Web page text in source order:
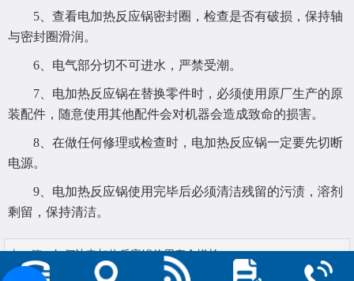
5、查看电加热反应锅密封圈，检查是否有破损，保持轴
与密封圈滑润。
6、电气部分切不可进水，严禁受潮。
7、电加热反应锅在替换零件时，必须使用原厂生产的原
装配件，随意使用其他配件会对机器会造成致命的损害。
8、在做任何修理或检查时，电加热反应锅一定要先切断
电源。
9、电加热反应锅使用完毕后必须清洁残留的污渍，溶剂
剩留，保持清洁。
上一篇：如何让电加热反应锅使用寿命增长...
下一篇：
如何选择外半管反应釜的材质？...